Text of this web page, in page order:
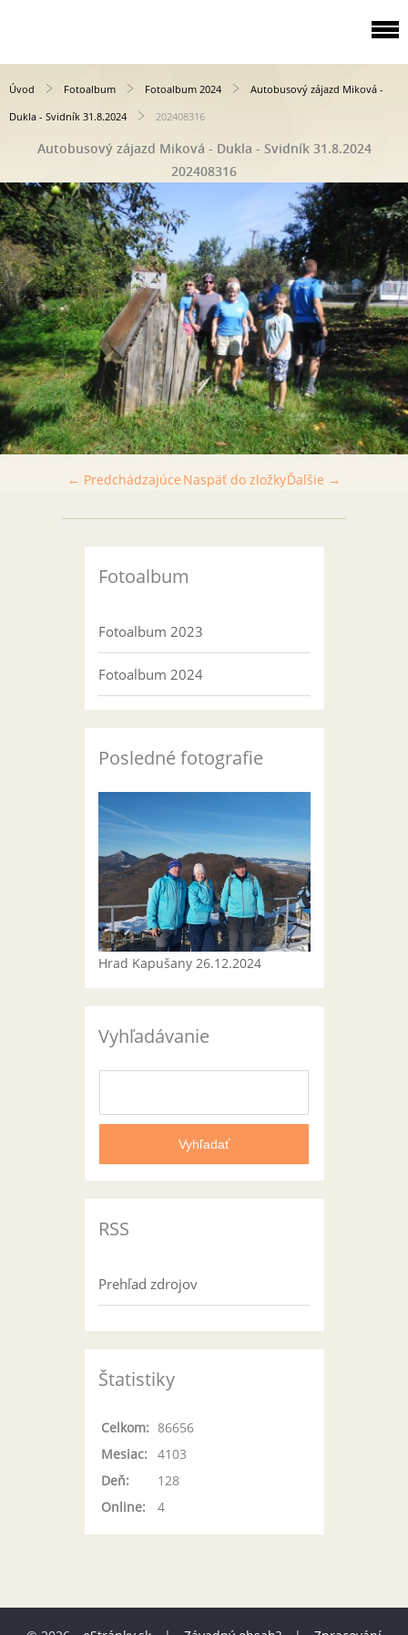
Úvod Fotoalbum Fotoalbum 2024
Autobusový zájazd Miková -
Dukla - Svidník 31.8.2024
202408316
Autobusový zájazd Miková - Dukla - Svidník 31.8.2024
202408316
← Predchádzajúce Ďalšie →
Naspäť do zložky
Fotoalbum
Fotoalbum 2023
Fotoalbum 2024
Posledné fotografie
Hrad Kapušany 26.12.2024
Vyhľadávanie
RSS
Prehľad zdrojov
Štatistiky
Online: 4
Celkom: 86656
Mesiac:
4103
Deň:
128